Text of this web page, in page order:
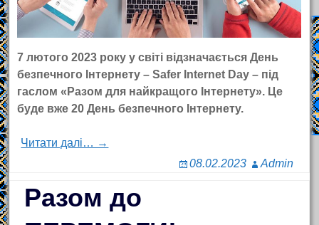
7 лютого 2023 року у світі відзначається День
безпечного Інтернету – Safer Internet Day – під
гаслом «Разом для найкращого Інтернету». Це
буде вже 20 День безпечного Інтернету.
Читати далі… →
08.02.2023
Admin
Разом до